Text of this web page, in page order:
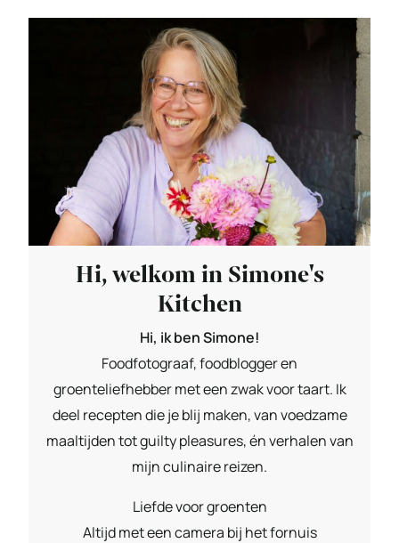
Hi, welkom in Simone's
Kitchen
Hi, ik ben Simone!
Foodfotograaf, foodblogger en
groenteliefhebber met een zwak voor taart. Ik
deel recepten die je blij maken, van voedzame
maaltijden tot guilty pleasures, én verhalen van
mijn culinaire reizen.
Liefde voor groenten
Altijd met een camera bij het fornuis